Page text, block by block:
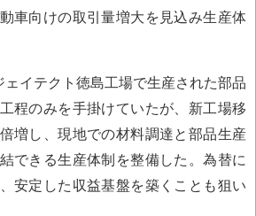
車向けの取引量増大を見込み生産体
イテクト徳島工場で生産された部品
程のみを手掛けていたが、新工場移
増し、現地での材料調達と部品生産
できる生産体制を整備した。為替に
安定した収益基盤を築くことも狙い